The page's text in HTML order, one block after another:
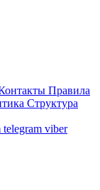
Правила
Структура
telegram viber